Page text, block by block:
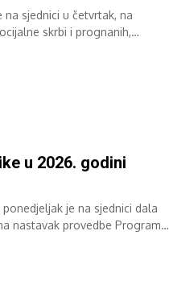
na sjednici u četvrtak, na
skrbi i prognanih,
u 2026. godini
je na sjednici dala
nastavak provedbe Programa